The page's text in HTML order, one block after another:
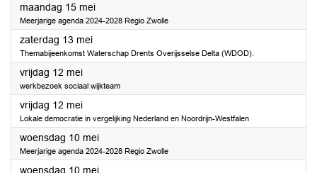
maandag 15 mei2023
Meerjarige agenda 2024-2028 Regio Zwolle
zaterdag 13 mei2023
Themabijeenkomst Waterschap Drents Overijsselse Delta (WDOD).
vrijdag 12 mei2023
werkbezoek sociaal wijkteam
vrijdag 12 mei2023
Lokale democratie in vergelijking Nederland en Noordrijn-Westfalen
woensdag 10 mei2023
Meerjarige agenda 2024-2028 Regio Zwolle
woensdag 10 mei2023